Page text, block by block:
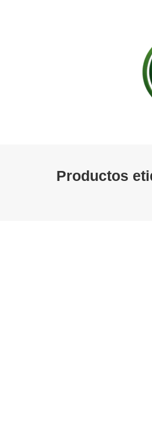
Productos